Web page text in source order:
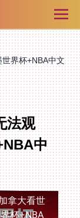
界杯+NBA中文
法观
中
拿大看世
法观看？2026美加墨世界杯+NBA